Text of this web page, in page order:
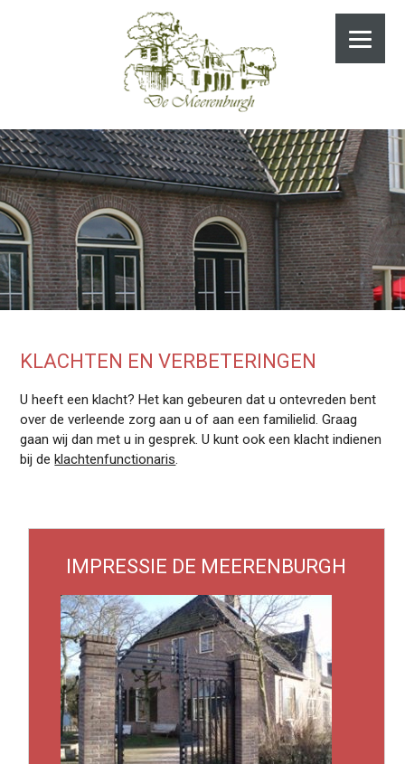
KLACHTEN EN VERBETERINGEN
U heeft een klacht? Het kan gebeuren dat u ontevreden bent
over de verleende zorg aan u of aan een familielid. Graag
gaan wij dan met u in gesprek. U kunt ook een klacht indienen
bij deklachtenfunctionaris.
IMPRESSIE DE MEERENBURGH